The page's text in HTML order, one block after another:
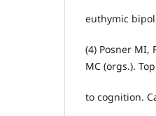
euthymic
(4) Posner MI,
MC (orgs.).
to cognition.